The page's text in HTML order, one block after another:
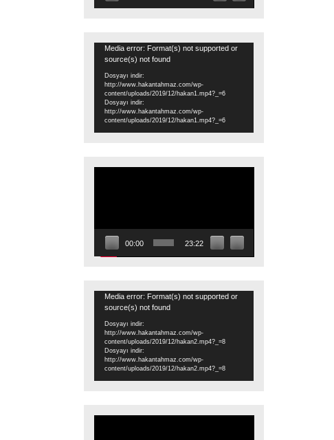
Video
oynatıcı
Media error: Format(s) not supported or
source(s) not found
Dosyayı indir:
http://www.hakantahmaz.com/wp-
content/uploads/2019/12/hakan1.mp4?_=6
Dosyayı indir:
http://www.hakantahmaz.com/wp-
content/uploads/2019/12/hakan1.mp4?_=6
00:00 23:22
Video
oynatıcı
Media error: Format(s) not supported or
source(s) not found
Dosyayı indir:
http://www.hakantahmaz.com/wp-
content/uploads/2019/12/hakan2.mp4?_=8
Dosyayı indir:
http://www.hakantahmaz.com/wp-
content/uploads/2019/12/hakan2.mp4?_=8